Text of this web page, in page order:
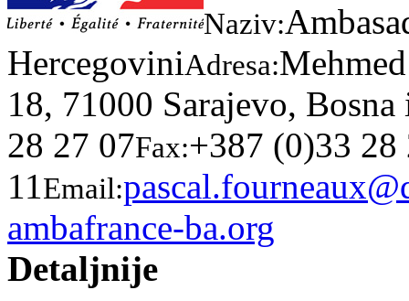
Naziv:
HercegoviniAdresa:
18, 71000 Sarajevo,
28 27 07Fax:+387 (0)33 28
11Email:
ambafrance-ba.org
Detaljnije